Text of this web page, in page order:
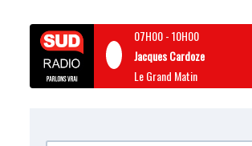
07H00-10H00
Jacques Cardoze
Le Grand Matin